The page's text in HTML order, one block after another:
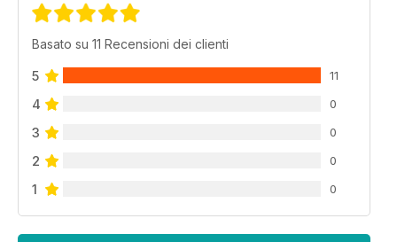
Basato su 11 Recensioni dei clienti
5 11
4 0
3 0
2 0
1 0